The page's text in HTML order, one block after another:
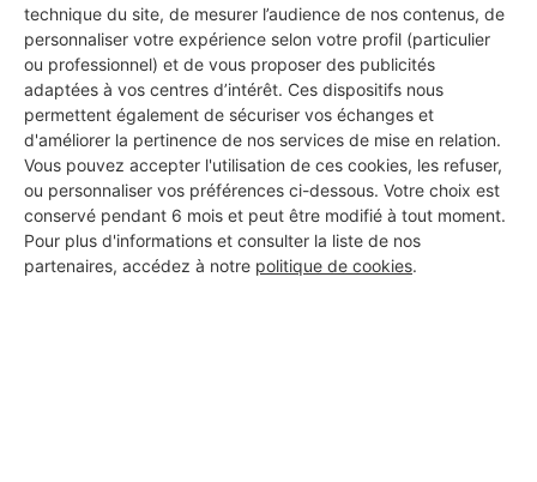
technique du site, de mesurer l’audience de nos contenus, de
personnaliser votre expérience selon votre profil (particulier
ou professionnel) et de vous proposer des publicités
adaptées à vos centres d’intérêt. Ces dispositifs nous
permettent également de sécuriser vos échanges et
d'améliorer la pertinence de nos services de mise en relation.
Vous pouvez accepter l'utilisation de ces cookies, les refuser,
ou personnaliser vos préférences ci-dessous. Votre choix est
conservé pendant 6 mois et peut être modifié à tout moment.
Pour plus d'informations et consulter la liste de nos
partenaires, accédez à notre politique de cookies.